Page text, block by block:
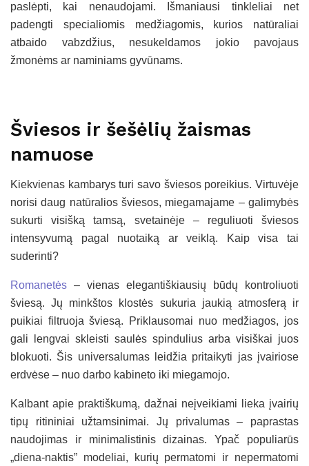
paslėpti, kai nenaudojami. Išmaniausi tinkleliai net
padengti specialiomis medžiagomis, kurios natūraliai
atbaido vabzdžius, nesukeldamos jokio pavojaus
žmonėms ar naminiams gyvūnams.
Šviesos ir šešėlių žaismas
namuose
Kiekvienas kambarys turi savo šviesos poreikius. Virtuvėje
norisi daug natūralios šviesos, miegamajame – galimybės
sukurti visišką tamsą, svetainėje – reguliuoti šviesos
intensyvumą pagal nuotaiką ar veiklą. Kaip visa tai
suderinti?
Romanetės – vienas elegantiškiausių būdų kontroliuoti
šviesą. Jų minkštos klostės sukuria jaukią atmosferą ir
puikiai filtruoja šviesą. Priklausomai nuo medžiagos, jos
gali lengvai skleisti saulės spindulius arba visiškai juos
blokuoti. Šis universalumas leidžia pritaikyti jas įvairiose
erdvėse – nuo darbo kabineto iki miegamojo.
Kalbant apie praktiškumą, dažnai neįveikiami lieka įvairių
tipų ritininiai užtamsinimai. Jų privalumas – paprastas
naudojimas ir minimalistinis dizainas. Ypač populiarūs
„diena-naktis” modeliai, kurių permatomi ir nepermatomi